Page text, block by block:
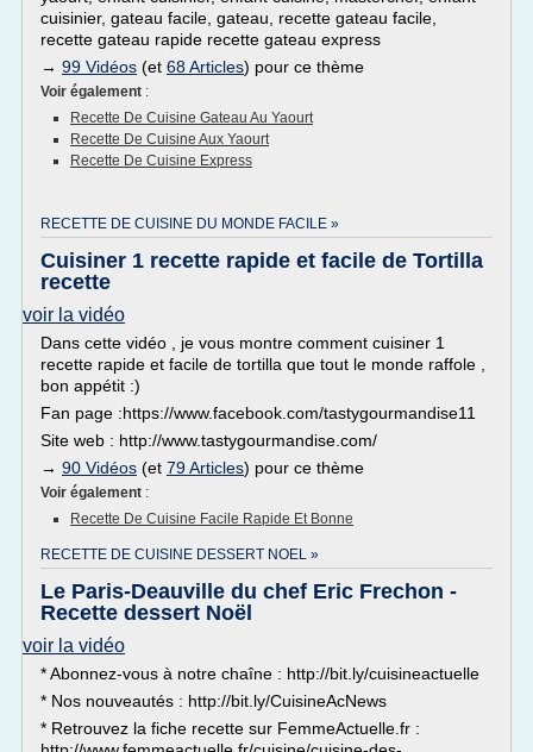
cuisinier, gateau facile, gateau, recette gateau facile,
recette gateau rapide recette gateau express
→ 99 Vidéos (et 68 Articles) pour ce thème
Voir également :
Recette De Cuisine Gateau Au Yaourt
Recette De Cuisine Aux Yaourt
Recette De Cuisine Express
RECETTE DE CUISINE DU MONDE FACILE »
Cuisiner 1 recette rapide et facile de Tortilla
recette
voir la vidéo
Dans cette vidéo , je vous montre comment cuisiner 1
recette rapide et facile de tortilla que tout le monde raffole ,
bon appétit :)
Fan page :https://www.facebook.com/tastygourmandise11
Site web : http://www.tastygourmandise.com/
→ 90 Vidéos (et 79 Articles) pour ce thème
Voir également :
Recette De Cuisine Facile Rapide Et Bonne
RECETTE DE CUISINE DESSERT NOEL »
Le Paris-Deauville du chef Eric Frechon -
Recette dessert Noël
voir la vidéo
* Abonnez-vous à notre chaîne : http://bit.ly/cuisineactuelle
* Nos nouveautés : http://bit.ly/CuisineAcNews
* Retrouvez la fiche recette sur FemmeActuelle.fr :